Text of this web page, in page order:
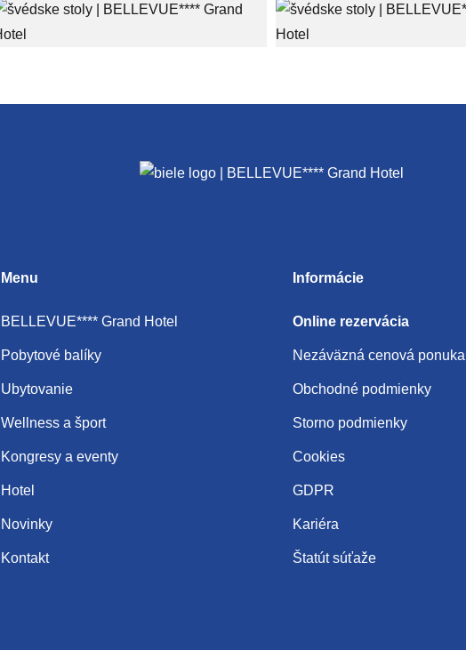
Menu
BELLEVUE**** Grand Hotel
Pobytové balíky
Ubytovanie
Wellness a šport
Kongresy a eventy
Hotel
Novinky
Kontakt
Informácie
Online rezervácia
Nezáväzná cenová ponuka
Obchodné podmienky
Storno podmienky
Cookies
GDPR
Kariéra
Štatút súťaže